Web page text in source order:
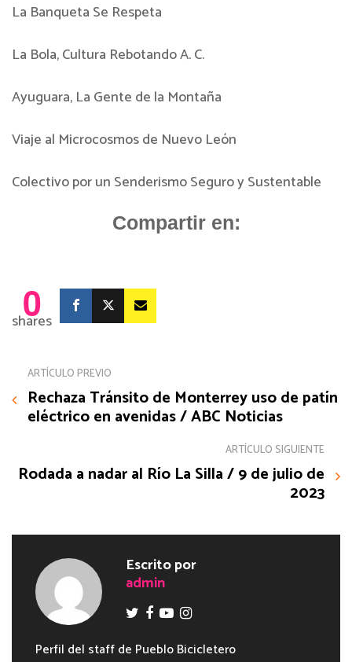
La Banqueta Se Respeta
La Bola, Cultura Rebotando A. C.
Ayuguara, La Gente de la Montaña
Viaje al Microcosmos de Nuevo León
Colectivo por un Senderismo Seguro y Sustentable
Compartir en:
0
shares
ARTÍCULO PREVIO
Rechaza Tránsito de Monterrey uso de patín
eléctrico en avenidas / ABC Noticias
ARTÍCULO SIGUIENTE
Rodada a nadar al Río La Silla / 9 de julio de
2023
Escrito por
admin
Perfil del staff de Pueblo Bicicletero